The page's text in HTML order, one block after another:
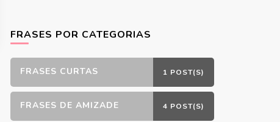
FRASES POR CATEGORIAS
FRASES CURTAS 1 POST(S)
FRASES DE AMIZADE 4 POST(S)